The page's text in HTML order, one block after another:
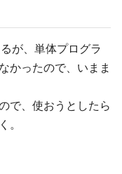
が、単体プログラ
かったので、いまま
で、使おうとしたら
。